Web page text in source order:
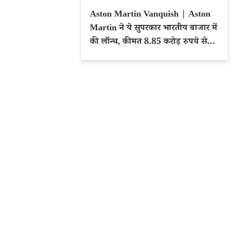
Aston Martin Vanquish | Aston
Martin ने ये सुपरकार भारतीय बाजार में
की लॉन्च, कीमत 8.85 करोड़ रुपये से